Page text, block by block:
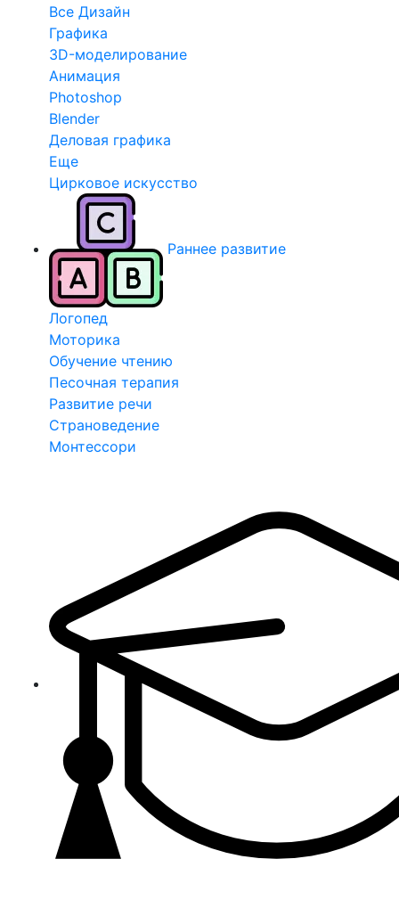
Все Дизайн
Графика
3D-моделирование
Анимация
Photoshop
Blender
Деловая графика
Еще
Цирковое искусство
Раннее развитие
Логопед
Моторика
Обучение чтению
Песочная терапия
Развитие речи
Страноведение
Монтессори